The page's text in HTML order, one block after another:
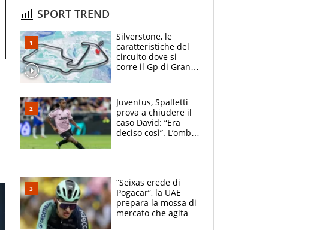
SPORT TREND
Silverstone, le
caratteristiche del
circuito dove si
corre il Gp di Gran
Juventus, Spalletti
prova a chiudere il
caso David: “Era
deciso così”. L’ombra
“Seixas erede di
Pogacar”, la UAE
prepara la mossa di
mercato che agita la